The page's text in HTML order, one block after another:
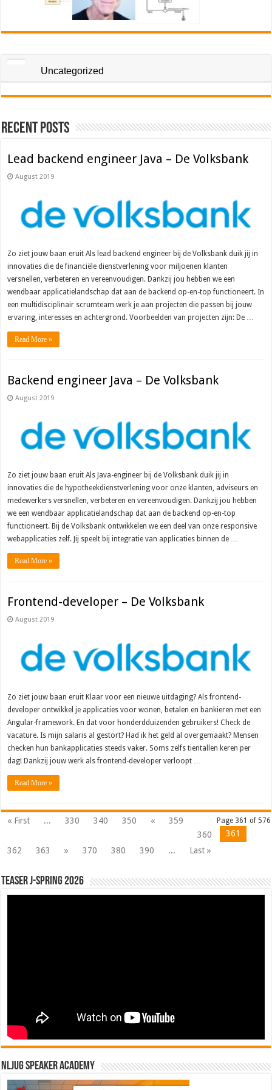
Uncategorized
Recent Posts
Lead backend engineer Java – De Volksbank
August 2019
Zo ziet jouw baan eruit Als lead backend engineer bij de Volksbank duik jij in
innovaties die de financiële dienstverlening voor miljoenen klanten
versnellen, verbeteren en vereenvoudigen. Dankzij jou hebben we een
wendbaar applicatielandschap dat aan de backend op-en-top functioneert. In
een multidisciplinair scrumteam werk je aan projecten die passen bij jouw
ervaring, interesses en achtergrond. Voorbeelden van projecten zijn: De …
Read More »
Backend engineer Java – De Volksbank
August 2019
Zo ziet jouw baan eruit Als Java-engineer bij de Volksbank duik jij in
innovaties die de hypotheekdienstverlening voor onze klanten, adviseurs en
medewerkers versnellen, verbeteren en vereenvoudigen. Dankzij jou hebben
we een wendbaar applicatielandschap dat aan de backend op-en-top
functioneert. Bij de Volksbank ontwikkelen we een deel van onze responsive
webapplicaties zelf. Jij speelt bij integratie van applicaties binnen de …
Read More »
Frontend-developer – De Volksbank
August 2019
Zo ziet jouw baan eruit Klaar voor een nieuwe uitdaging? Als frontend-
developer ontwikkel je applicaties voor wonen, betalen en bankieren met een
Angular-framework. En dat voor honderdduizenden gebruikers! Check de
vacature. Is mijn salaris al gestort? Had ik het geld al overgemaakt? Mensen
checken hun bankapplicaties steeds vaker. Soms zelfs tientallen keren per
dag! Dankzij jouw werk als frontend-developer verloopt …
Read More »
Page 361 of 576
« First ... 330 340 350 «
359
360
361
362
363 » 370 380 390 ... Last »
Teaser J-Spring 2026
NLJUG Speaker Academy